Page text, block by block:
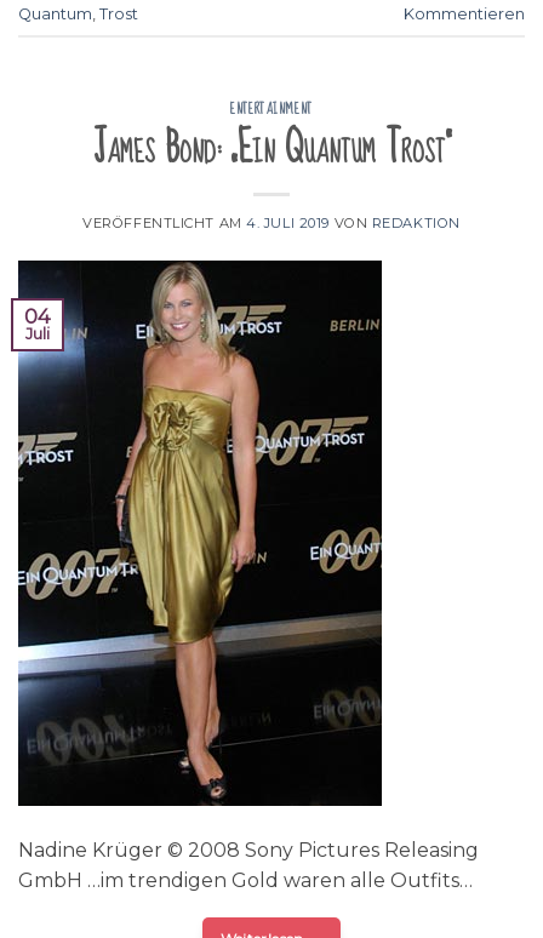
Quantum Trost Kommentieren
ENTERTAINMENT
James Bond: „Ein Quantum Trost“
VERÖFFENTLICHT AM4. JULI 2019 VON REDAKTION
04
Juli
Nadine Krüger © 2008 Sony Pictures Releasing
GmbH …im trendigen Gold waren alle Outfits…